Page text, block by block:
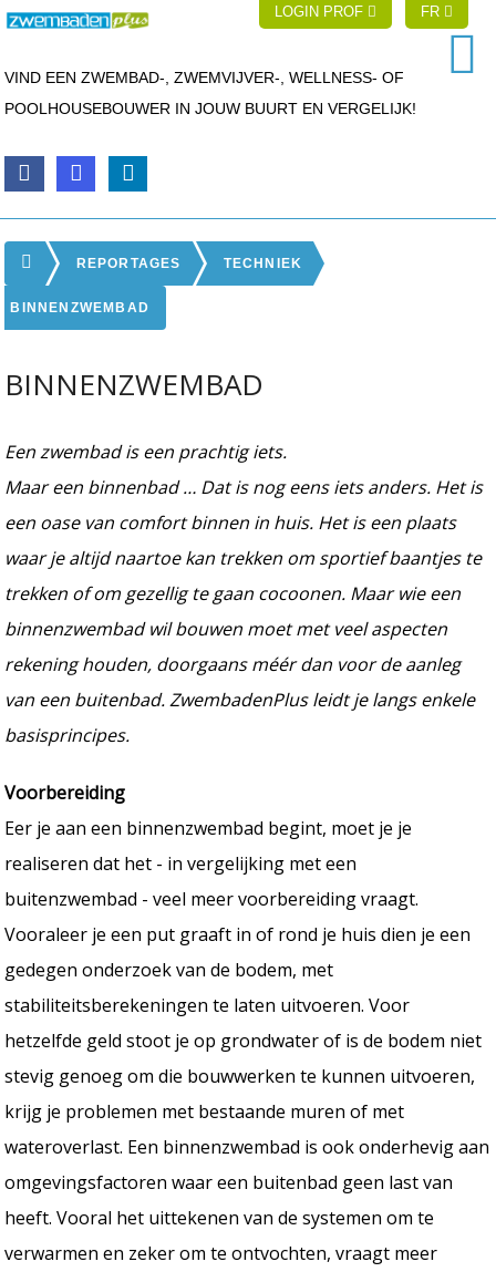
LOGIN PROF FR
VIND EEN ZWEMBAD-, ZWEMVIJVER-, WELLNESS- OF
POOLHOUSEBOUWER IN JOUW BUURT EN VERGELIJK!
REPORTAGES TECHNIEK
BINNENZWEMBAD
BINNENZWEMBAD
Een zwembad is een prachtig iets.
Maar een binnenbad … Dat is nog eens iets anders. Het is
een oase van comfort binnen in huis. Het is een plaats
waar je altijd naartoe kan trekken om sportief baantjes te
trekken of om gezellig te gaan cocoonen. Maar wie een
binnenzwembad wil bouwen moet met veel aspecten
rekening houden, doorgaans méér dan voor de aanleg
van een buitenbad. ZwembadenPlus leidt je langs enkele
basisprincipes.
Voorbereiding
Eer je aan een binnenzwembad begint, moet je je
realiseren dat het - in vergelijking met een
buitenzwembad - veel meer voorbereiding vraagt.
Vooraleer je een put graaft in of rond je huis dien je een
gedegen onderzoek van de bodem, met
stabiliteitsberekeningen te laten uitvoeren. Voor
hetzelfde geld stoot je op grondwater of is de bodem niet
stevig genoeg om die bouwwerken te kunnen uitvoeren,
krijg je problemen met bestaande muren of met
wateroverlast. Een binnenzwembad is ook onderhevig aan
omgevingsfactoren waar een buitenbad geen last van
heeft. Vooral het uittekenen van de systemen om te
verwarmen en zeker om te ontvochten, vraagt meer